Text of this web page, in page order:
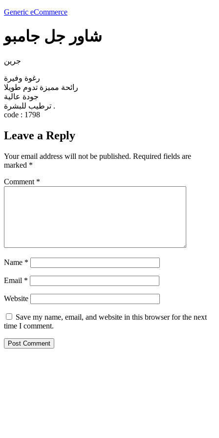
Generic eCommerce
شاور جل جامبو
جرين
رغوة وفيرة
رائحة مميزة تدوم طويلا
جودة عالية
ترطيب للبشرة .
code : 1798
Leave a Reply
Your email address will not be published. Required fields are
marked *
Comment *
Name *
Email *
Website
Save my name, email, and website in this browser for the next
time I comment.